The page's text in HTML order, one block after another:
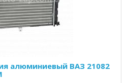
алюминиевый ВАЗ 21082